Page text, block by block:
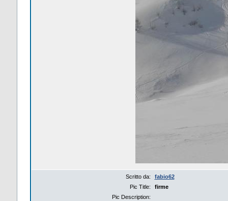
Scritto da:
fabio62
Pic Title:
firme
Pic Description: